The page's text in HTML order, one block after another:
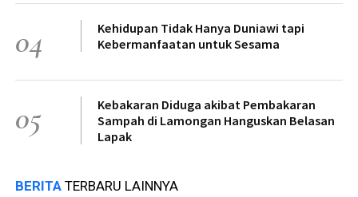
04
Kehidupan Tidak Hanya Duniawi tapi
Kebermanfaatan untuk Sesama
05
Kebakaran Diduga akibat Pembakaran
Sampah di Lamongan Hanguskan Belasan
Lapak
BERITA TERBARU LAINNYA